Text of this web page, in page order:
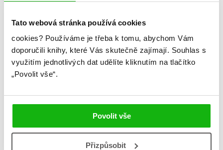
Tato webová stránka používá cookies
cookies? Používáme je třeba k tomu, abychom Vám
doporučili knihy, které Vás skutečně zajímají. Souhlas s
využitím jednotlivých dat udělíte kliknutím na tlačítko
„Povolit vše“.
Povolit vše
Přizpůsobit
Mycelium
Mýtonoši
Na kočičí svědomí
Nástroje smrti
něcosipřej Nedej se
Nedotýkej se mě
Nejjasnější hvězdy
nejpo
Nejtemnější část lesa
Někdo jako ty
Neřádi Nespoutaný chaos
Never After
Nevítaní
Nezdolná Nikdynoc Nikdyuš
Noční partie
Nocte
Odkaz Orďši
Ofélie Scaleová Oheň a kov
Ohnivák
Ostrovy bohů
Panův tajemný odkaz
Pasažérka